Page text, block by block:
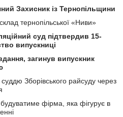
Захисник із Тернопільщини
тернопільської «Ниви»
суд підтвердив 15-
випускниці
загинув випускник
Зборівського райсуду через
будуватиме фірма, яка фігурує в